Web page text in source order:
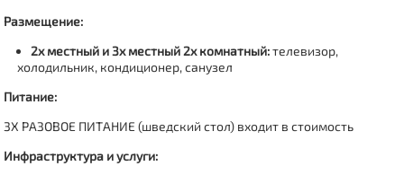
Размещение:
2х местный и 3х местный 2х комнатный:телевизор,
холодильник, кондиционер, санузел
Питание:
3Х РАЗОВОЕ ПИТАНИЕ (шведский стол) входит в стоимость
Инфраструктура и услуги: